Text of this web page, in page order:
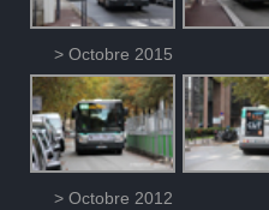
> Octobre 2015
> Octobre 2012